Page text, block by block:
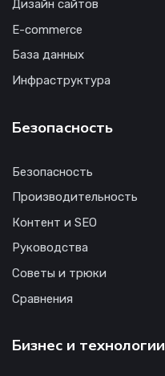
Дизайн сайтов
E-commerce
База данных
Инфраструктура
Безопасность
Безопасность
Производительность
Контент и SEO
Руководства
Советы и трюки
Сравнения
Бизнес и технологии